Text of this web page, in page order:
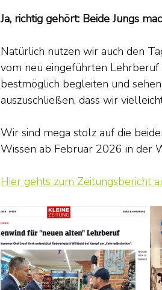
Ja, richtig gehört: Beide Jungs
Natürlich nutzen wir auch den
vom neu eingeführten
bestmöglich begleiten und
auszuschließen, dass wir
Wir sind mega stolz auf die
Wissen ab Februar 2026 in der
Hier gehts zum Zeitungsbericht